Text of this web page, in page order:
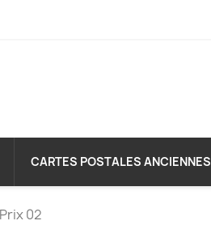
CARTES POSTALES ANCIENNES
02